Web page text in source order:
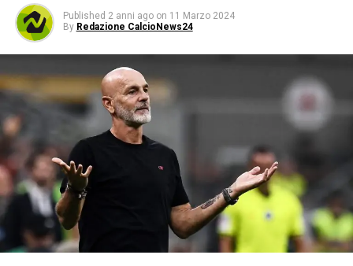
Published 2 anni ago on 11 Marzo 2024
By Redazione CalcioNews24